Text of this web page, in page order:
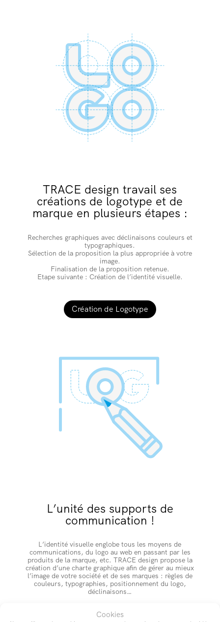
Cookies
TRACE design travail ses
créations de logotype et de
marque en plusieurs étapes :
Recherches graphiques avec déclinaisons couleurs et
typographiques.
Sélection de la proposition la plus appropriée à votre
image.
Finalisation de la proposition retenue.
Etape suivante : Création de l’identité visuelle.
Création de Logotype
L’unité des supports de
communication !
L’identité visuelle englobe tous les moyens de
communications, du logo au web en passant par les
produits de la marque, etc. TRACE design propose la
création d’une charte graphique afin de gérer au mieux
l’image de votre société et de ses marques : règles de
couleurs, typographies, positionnement du logo,
déclinaisons…